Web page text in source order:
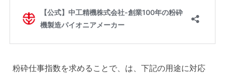
粉砕仕事指数を求めることで、は、下記の用途に対応